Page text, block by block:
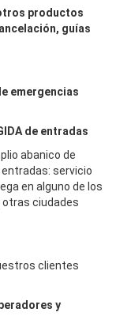
productos
guías
emergencias
de entradas
abanico de
servicio
en alguno de los
otras ciudades
clientes
y